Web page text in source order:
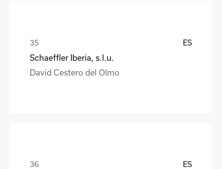
ES
Schaeffler Iberia, s.l.u.
David Cestero del Olmo
ES